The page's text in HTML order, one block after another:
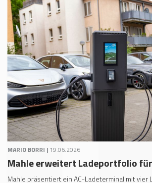
MARIO BORRI | 19.06.2026
Mahle erweitert Ladeportfolio
Mahle präsentiert ein AC-Ladeterminal mit vier